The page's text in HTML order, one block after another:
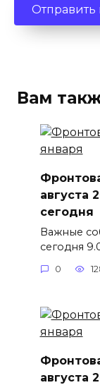
Вам
августа
сегодня
Важные
сегодня
0
августа